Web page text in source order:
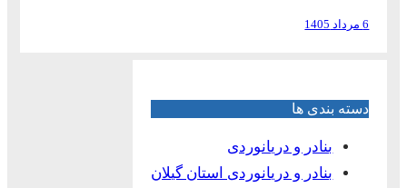
6 مرداد 1405
دسته بندی ها
بنادر و دریانوردی
بنادر و دریانوردی استان گیلان